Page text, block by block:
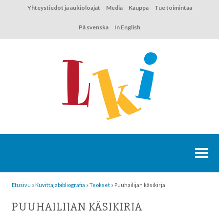
Yhteystiedot ja aukioloajat Media Kauppa Tue toimintaa
På svenska In English
Etusivu »Kuvittaja­bibliografia »Teokset » Puuhailijan käsikirja
PUUHAILIJAN KÄSIKIRJA